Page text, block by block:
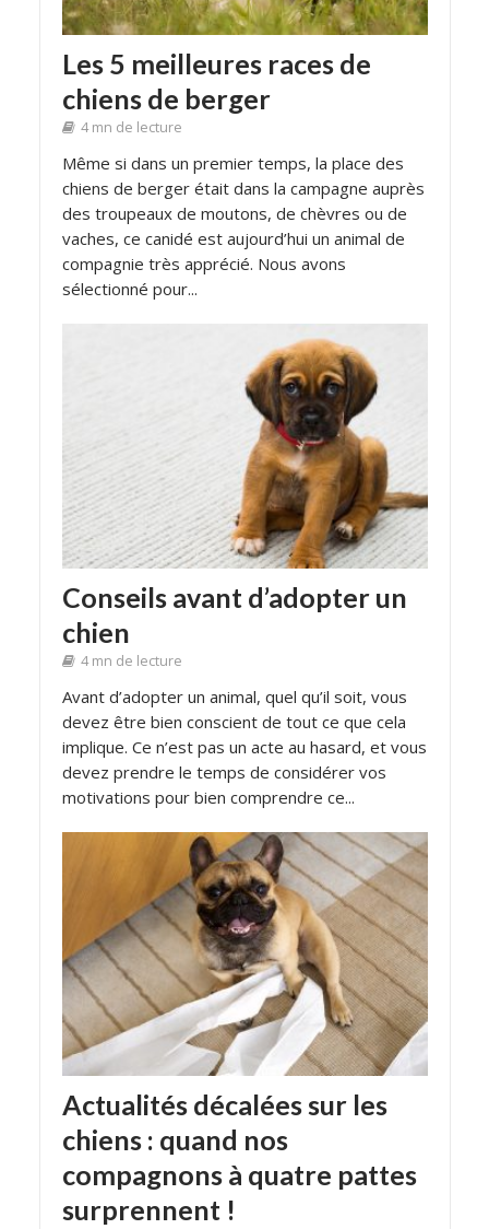
Les 5 meilleures races de
chiens de berger
4 mn de lecture
Même si dans un premier temps, la place des
chiens de berger était dans la campagne auprès
des troupeaux de moutons, de chèvres ou de
vaches, ce canidé est aujourd’hui un animal de
compagnie très apprécié. Nous avons
sélectionné pour...
Conseils avant d’adopter un
chien
4 mn de lecture
Avant d’adopter un animal, quel qu’il soit, vous
devez être bien conscient de tout ce que cela
implique. Ce n’est pas un acte au hasard, et vous
devez prendre le temps de considérer vos
motivations pour bien comprendre ce...
Actualités décalées sur les
chiens : quand nos
compagnons à quatre pattes
surprennent !